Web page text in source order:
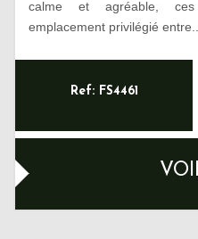
calme et agréable,
emplacement privilégié entre...
Ref: FS4461